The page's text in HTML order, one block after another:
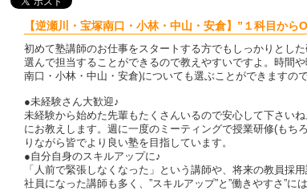
【逆瀬川・宝塚南口・小林・中山・安倉】”１科目から
初めて塾講師のお仕事をスタートする方でもしっかりとし
選んで担当することができるので教えやすいですよ。時間
南口・小林・中山・安倉)についても選ぶことができます
●未経験さん大歓迎♪
未経験から始めた先輩もたくさんいるので安心して下さい
にお教えします。週に一度のミーティングで授業研修(もち
りながら皆でより良い塾を目指しています。
●自分自身のスキルアップに♪
「人前で緊張しなくなった」という講師や、将来の教員採
社員になった講師も多く、”スキルアップ”と”働きやすさ”に